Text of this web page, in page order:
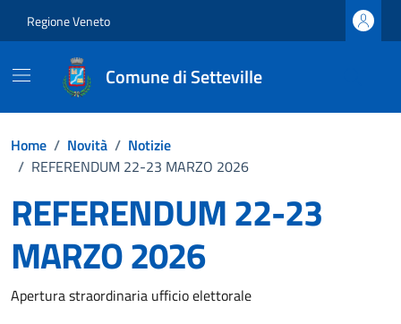
Regione Veneto
Comune di Setteville
Home / Novità / Notizie
/ REFERENDUM 22-23 MARZO 2026
REFERENDUM 22-23
MARZO 2026
Dettagli della notizia
Apertura straordinaria ufficio elettorale